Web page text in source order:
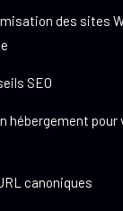
des sites
SEO
hébergement pour
canoniques